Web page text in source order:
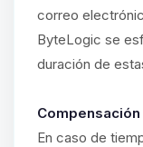
correo
ByteLogic se
duración de
En caso de